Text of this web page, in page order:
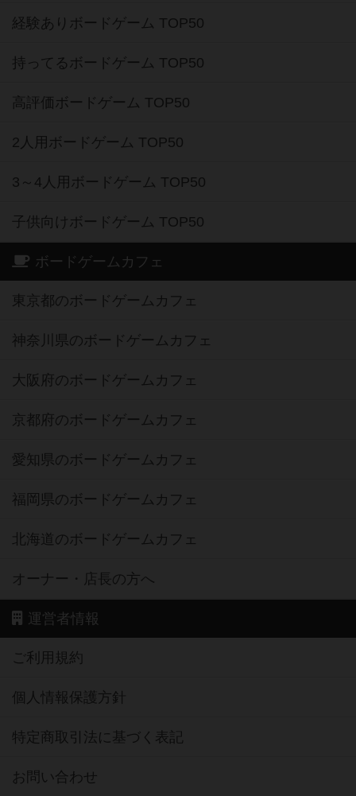
経験ありボードゲーム TOP50
持ってるボードゲーム TOP50
高評価ボードゲーム TOP50
2人用ボードゲーム TOP50
3～4人用ボードゲーム TOP50
子供向けボードゲーム TOP50
ボードゲームカフェ
東京都のボードゲームカフェ
神奈川県のボードゲームカフェ
大阪府のボードゲームカフェ
京都府のボードゲームカフェ
愛知県のボードゲームカフェ
福岡県のボードゲームカフェ
北海道のボードゲームカフェ
オーナー・店長の方へ
運営者情報
ご利用規約
個人情報保護方針
特定商取引法に基づく表記
お問い合わせ